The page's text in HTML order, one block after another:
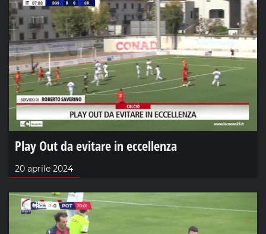
Play Out da evitare in eccellenza
20 aprile 2024